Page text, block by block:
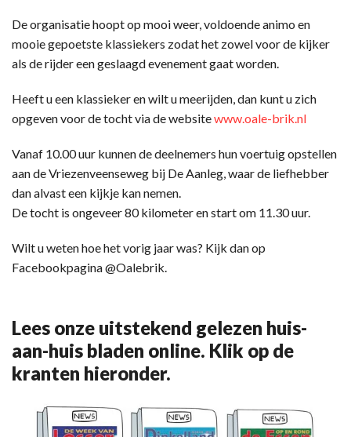
De organisatie hoopt op mooi weer, voldoende animo en
mooie gepoetste klassiekers zodat het zowel voor de kijker
als de rijder een geslaagd evenement gaat worden.
Heeft u een klassieker en wilt u meerijden, dan kunt u zich
opgeven voor de tocht via de websitewww.oale-brik.nl
Vanaf 10.00 uur kunnen de deelnemers hun voertuig opstellen
aan de Vriezenveenseweg bij De Aanleg, waar de liefhebber
dan alvast een kijkje kan nemen.
De tocht is ongeveer 80 kilometer en start om 11.30 uur.
Wilt u weten hoe het vorig jaar was? Kijk dan op
Facebookpagina @Oalebrik.
Lees onze uitstekend gelezen huis-
aan-huis bladen online. Klik op de
kranten hieronder.